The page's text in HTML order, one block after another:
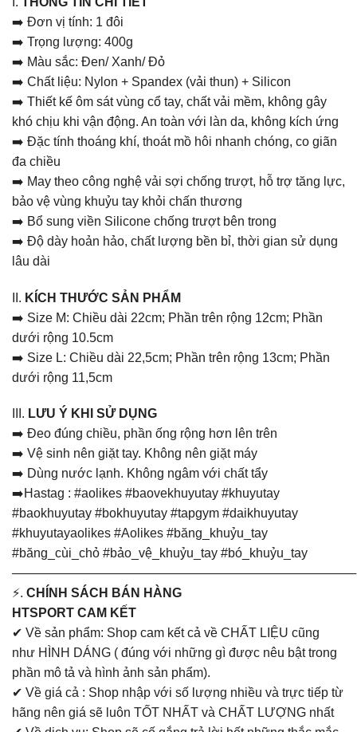
➡️ Đơn vị tính: 1 đôi
➡️ Trọng lượng: 400g
➡️ Màu sắc: Đen/ Xanh/ Đỏ
➡️ Chất liệu: Nylon + Spandex (vải thun) + Silicon
➡️ Thiết kế ôm sát vùng cổ tay, chất vải mềm, không gây
khó chịu khi vận động. An toàn với làn da, không kích ứng
➡️ Đặc tính thoáng khí, thoát mồ hôi nhanh chóng, co giãn
đa chiều
➡️ May theo công nghệ vải sợi chống trượt, hỗ trợ tăng lực,
bảo vệ vùng khuỷu tay khỏi chấn thương
➡️ Bổ sung viền Silicone chống trượt bên trong
➡️ Độ dày hoản hảo, chất lượng bền bỉ, thời gian sử dụng
lâu dài
II. KÍCH THƯỚC SẢN PHẨM
➡️ Size M: Chiều dài 22cm; Phần trên rộng 12cm; Phần
dưới rộng 10.5cm
➡️ Size L: Chiều dài 22,5cm; Phần trên rộng 13cm; Phần
dưới rộng 11,5cm
III. LƯU Ý KHI SỬ DỤNG
➡️ Đeo đúng chiều, phần ống rộng hơn lên trên
➡️ Vệ sinh nên giặt tay. Không nên giặt máy
➡️ Dùng nước lạnh. Không ngâm với chất tẩy
➡️Hastag : #aolikes #baovekhuyutay #khuyutay
#baokhuyutay #bokhuyutay #tapgym #daikhuyutay
#khuyutayaolikes #Aolikes #băng_khuỷu_tay
#băng_cùi_chỏ #bảo_vệ_khuỷu_tay #bó_khuỷu_tay
⚡. CHÍNH SÁCH BÁN HÀNG
HTSPORT CAM KẾT
✔ Về sản phẩm: Shop cam kết cả về CHẤT LIỆU cũng
như HÌNH DÁNG ( đúng với những gì được nêu bật trong
phần mô tả và hình ảnh sản phẩm).
✔ Về giá cả : Shop nhập với số lượng nhiều và trực tiếp từ
hãng nên giá sẽ luôn TỐT NHẤT và CHẤT LƯỢNG nhất